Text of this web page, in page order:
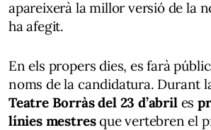
apareixerà la millor versió de la
ha afegit.
En els propers dies, es farà
noms de la candidatura. Durant
Teatre Borràs del 23 d’abril es
línies mestresque vertebren el